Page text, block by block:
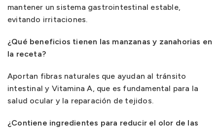
mantener un sistema gastrointestinal estable,
evitando irritaciones.
¿Qué beneficios tienen las manzanas y zanahorias en
la receta?
Aportan fibras naturales que ayudan al tránsito
intestinal y Vitamina A, que es fundamental para la
salud ocular y la reparación de tejidos.
¿Contiene ingredientes para reducir el olor de las